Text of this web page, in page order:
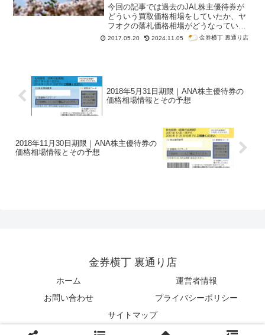
今回の記事では過去のJAL株主優待券が
どういう買取価格相場をしていたか、ヤ
フオクの落札価格相場がどうなっていた
か、今後のJAL株主優待券の価格相場の
2017.05.20 2024.11.05 金券横丁 裏通り店
2018年5月31日期限｜ANA株主優待券の
価格相場情報とその予想
2018年11月30日期限｜ANA株主優待券の
価格相場情報とその予想
金券横丁 裏通り店
ホーム
運営者情報
お問い合わせ
プライバシーポリシー
サイトマップ